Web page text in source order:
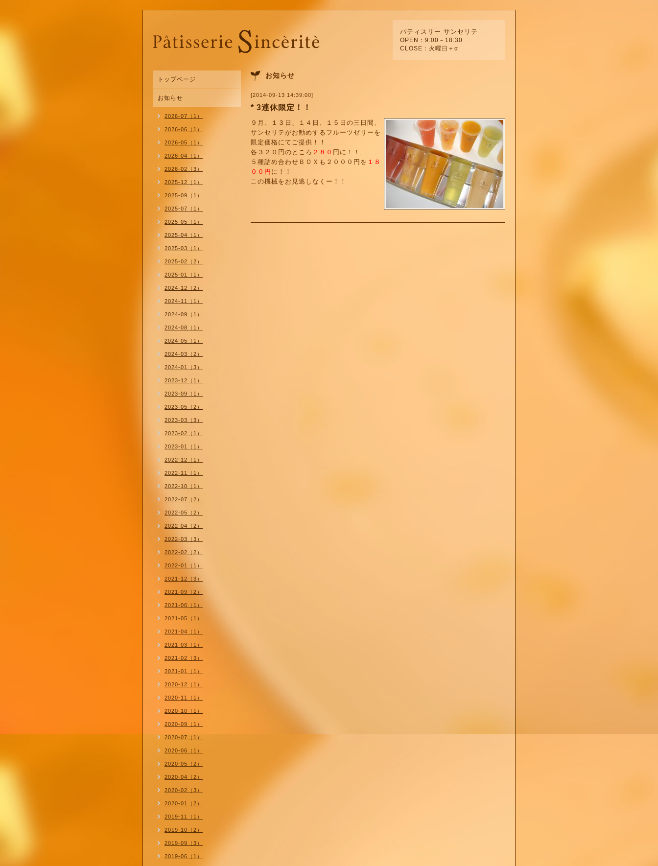
パティスリー サンセリテ
OPEN：9:00－18:30
CLOSE：火曜日＋α
お知らせ
[2014-09-13 14:39:00]
* 3連休限定！！
９月、１３日、１４日、１５日の三日間、
サンセリテがお勧めするフルーツゼリーを
限定価格にてご提供！！
各３２０円のところ ２８０ 円に！！
５種詰め合わせＢＯＸも２０００円を １８
００円 に！！
この機械をお見逃しなくー！！
トップページ
お知らせ
2026-07（1）
2026-06（1）
2026-05（1）
2026-04（1）
2026-02（3）
2025-12（1）
2025-09（1）
2025-07（1）
2025-05（1）
2025-04（1）
2025-03（1）
2025-02（2）
2025-01（1）
2024-12（2）
2024-11（1）
2024-09（1）
2024-08（1）
2024-05（1）
2024-03（2）
2024-01（3）
2023-12（1）
2023-09（1）
2023-05（2）
2023-03（3）
2023-02（1）
2023-01（1）
2022-12（1）
2022-11（1）
2022-10（1）
2022-07（2）
2022-05（2）
2022-04（2）
2022-03（3）
2022-02（2）
2022-01（1）
2021-12（3）
2021-09（2）
2021-06（1）
2021-05（1）
2021-04（1）
2021-03（1）
2021-02（3）
2021-01（1）
2020-12（1）
2020-11（1）
2020-10（1）
2020-09（1）
2020-07（1）
2020-06（1）
2020-05（2）
2020-04（2）
2020-02（3）
2020-01（2）
2019-11（1）
2019-10（2）
2019-09（3）
2019-06（1）